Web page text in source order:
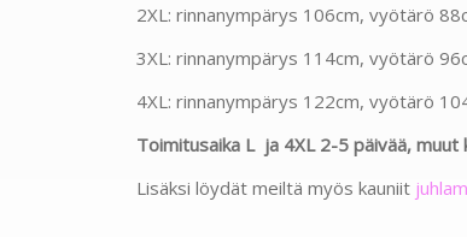
2XL: rinnanympärys 106cm, vyötärö
3XL: rinnanympärys 114cm, vyötärö
4XL: rinnanympärys 122cm, vyötärö
Toimitusaika L ja 4XL 2-5 päivää,
Lisäksi löydät meiltä myös kauniit